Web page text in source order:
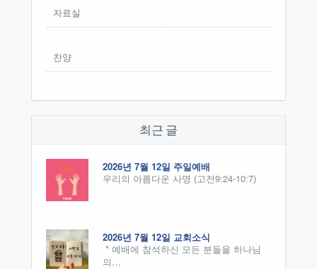
자료실
찬양
최근 글
2026년 7월 12일 주일예배
우리의 아름다운 사명 (고전9:24-10:7)
2026년 7월 12일 교회소식
* 예배에 참석하신 모든 분들을 하나님
의…